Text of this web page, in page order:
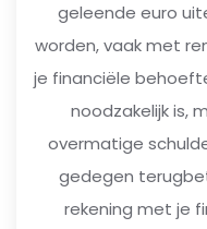
geleende euro
worden, vaak met
je financiële
noodzakelijk is,
overmatige
gedegen
rekening met je